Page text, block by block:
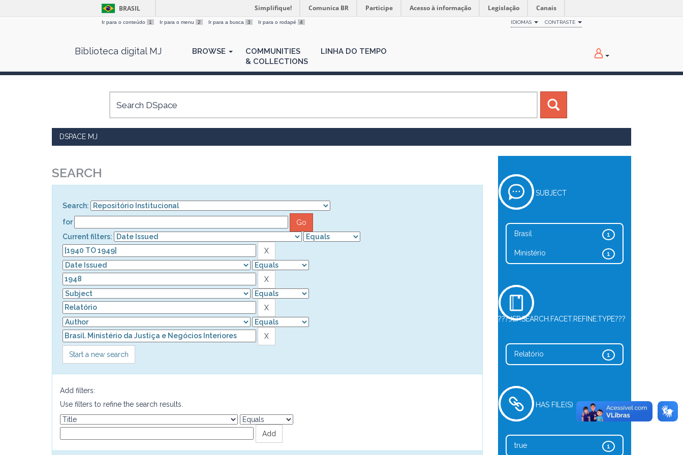
BRASIL Simplifique! Comunica BR Participe Acesso à informação Legislação Canais
Ir para o conteúdo 1 Ir para o menu 2 Ir para a busca 3 Ir para o rodapé 4 IDIOMAS CONTRASTE
Biblioteca digital MJ BROWSE
COMMUNITIES
& COLLECTIONS
LINHA DO TEMPO
DSPACE MJ
SEARCH
Search:
for
Current filters:
Start a new search
Add filters:
Use filters to refine the search results.
SUBJECT
1
Brasil
1
Ministério
???JSP.SEARCH.FACET.REFINE.TYPE???
1
Relatório
HAS FILE(S)
1
true